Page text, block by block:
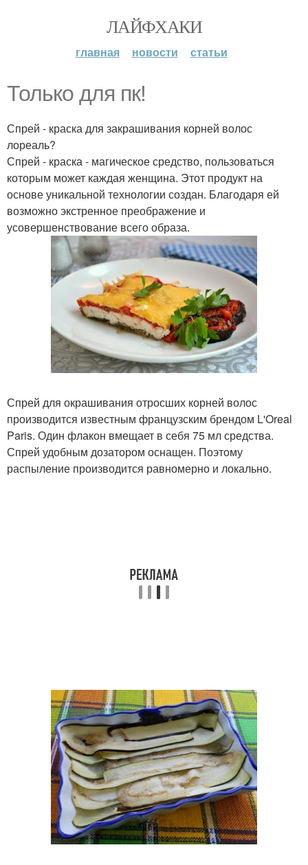
ЛАЙФХАКИ
главная новости статьи
Только для пк!
Спрей - краска для закрашивания корней волос
лореаль?
Спрей - краска - магическое средство, пользоваться
которым может каждая женщина. Этот продукт на
основе уникальной технологии создан. Благодаря ей
возможно экстренное преображение и
усовершенствование всего образа.
Спрей для окрашивания отросших корней волос
производится известным французским брендом L'Oreal
Paris. Один флакон вмещает в себя 75 мл средства.
Спрей удобным дозатором оснащен. Поэтому
распыление производится равномерно и локально.